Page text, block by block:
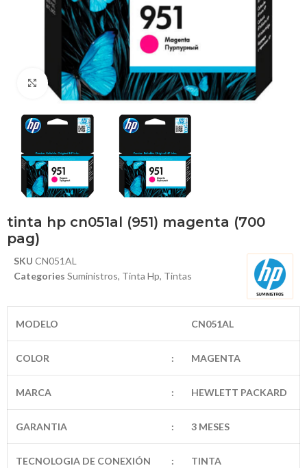
Haga Click para agrandar
tinta hp cn051al (951) magenta (700
pag)
SKU CN051AL
Categories Suministros, Tinta Hp, Tintas
MODELO CN051AL
COLOR : MAGENTA
MARCA : HEWLETT PACKARD
GARANTIA : 3 MESES
TECNOLOGIA DE CONEXIÓN : TINTA